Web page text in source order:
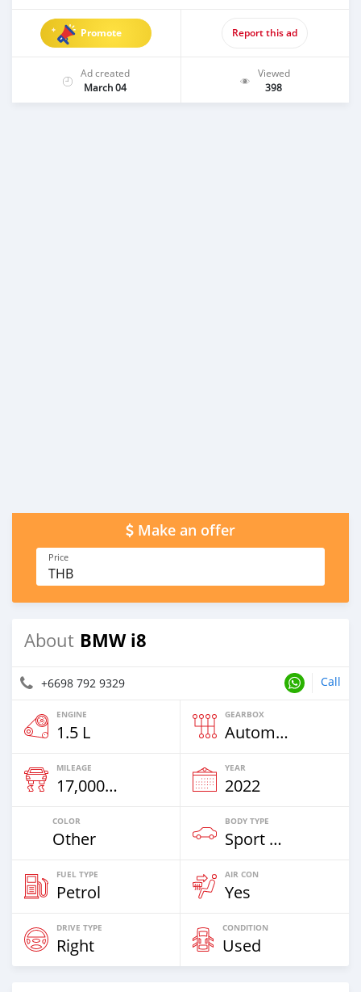
Promote Report this ad
Ad created
March 04
Viewed
398
Make an offer
Price
THB
About BMW i8
+6698 792 9329 Call
ENGINE
1.5 L
GEARBOX
Automatic
MILEAGE
17,000 Km
YEAR
2022
COLOR
Other
BODY TYPE
Sport Car
FUEL TYPE
Petrol
AIR CON
Yes
DRIVE TYPE
Right
CONDITION
Used